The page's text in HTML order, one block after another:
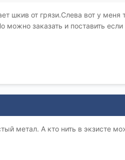
шкив от грязи.Слева вот у меня
можно заказать и поставить
метал. А кто нить в экзисте